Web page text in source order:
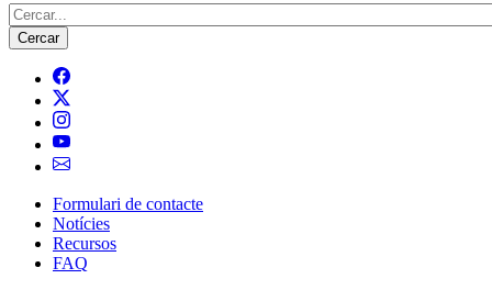
Cerca
Navegació
principal
Formulari de contacte
Notícies
Recursos
FAQ